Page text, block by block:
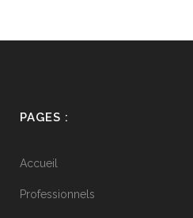
PAGES :
Accueil
Professionnels